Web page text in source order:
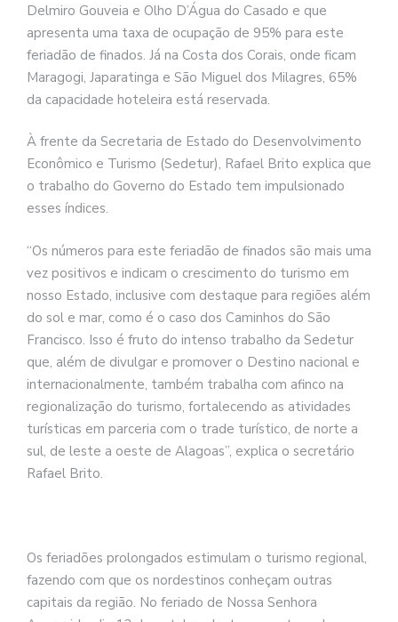
Delmiro Gouveia e Olho D’Água do Casado e que
apresenta uma taxa de ocupação de 95% para este
feriadão de finados. Já na Costa dos Corais, onde ficam
Maragogi, Japaratinga e São Miguel dos Milagres, 65%
da capacidade hoteleira está reservada.
À frente da Secretaria de Estado do Desenvolvimento
Econômico e Turismo (Sedetur), Rafael Brito explica que
o trabalho do Governo do Estado tem impulsionado
esses índices.
“Os números para este feriadão de finados são mais uma
vez positivos e indicam o crescimento do turismo em
nosso Estado, inclusive com destaque para regiões além
do sol e mar, como é o caso dos Caminhos do São
Francisco. Isso é fruto do intenso trabalho da Sedetur
que, além de divulgar e promover o Destino nacional e
internacionalmente, também trabalha com afinco na
regionalização do turismo, fortalecendo as atividades
turísticas em parceria com o trade turístico, de norte a
sul, de leste a oeste de Alagoas”, explica o secretário
Rafael Brito.
Os feriadões prolongados estimulam o turismo regional,
fazendo com que os nordestinos conheçam outras
capitais da região. No feriado de Nossa Senhora